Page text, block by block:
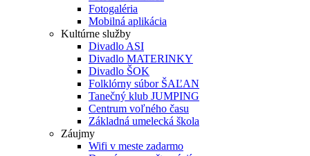
Fotogaléria
Mobilná aplikácia
Kultúrne služby
Divadlo ASI
Divadlo MATERINKY
Divadlo ŠOK
Folklórny súbor ŠAĽAN
Tanečný klub JUMPING
Centrum voľného času
Základná umelecká škola
Záujmy
Wifi v meste zadarmo